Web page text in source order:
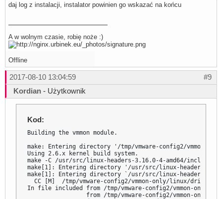
daj log z instalacji, instalator powinien go wskazać na końcu
A w wolnym czasie, robię noże :)
Offline
#9
2017-08-10 13:04:59
Kordian - Użytkownik
Kod:
Building the vmmon module.
make: Entering directory '/tmp/vmware-config2/vmmon-
Using 2.6.x kernel build system.
make -C /usr/src/linux-headers-3.16.0-4-amd64/include/..
make[1]: Entering directory '/usr/src/linux-headers-
make[1]: Entering directory `/usr/src/linux-headers-
CC [M]  /tmp/vmware-config2/vmmon-only/linux/
In file included from /tmp/vmware-config2/vmmon-only/./
from /tmp/vmware-config2/vmmon-only/